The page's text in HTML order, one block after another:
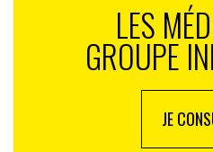
LES
GROUPE
JE